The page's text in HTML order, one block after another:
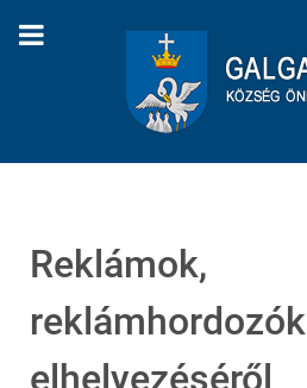
Reklámok,
reklámhordozók
elhelyezéséről